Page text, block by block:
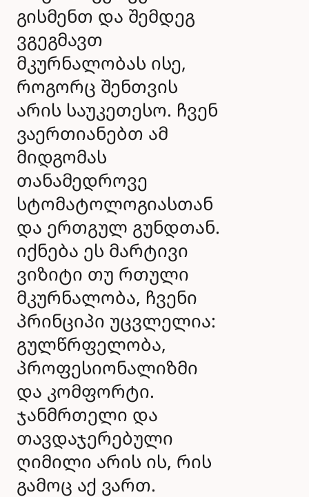
გისმენთ და შემდეგ
ვგეგმავთ
მკურნალობას ისე,
როგორც შენთვის
არის საუკეთესო. ჩვენ
ვაერთიანებთ ამ
მიდგომას
თანამედროვე
სტომატოლოგიასთან
და ერთგულ გუნდთან.
იქნება ეს მარტივი
ვიზიტი თუ რთული
მკურნალობა, ჩვენი
პრინციპი უცვლელია:
გულწრფელობა,
პროფესიონალიზმი
და კომფორტი.
ჯანმრთელი და
თავდაჯერებული
ღიმილი არის ის, რის
გამოც აქ ვართ.